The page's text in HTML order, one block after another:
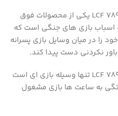
اسباب بازی تانک نظامی مدل LCF 789.3 یکی از محصولات فوق
اسباب بازی های جنگی است که
را در میان وسایل بازی پسرانه
نکردنی دست پیدا کند.
اسباب بازی تانک نظامی مدل LCF 789.3 تنها وسیله بازی ای است
به ساعت ها بازی مشغول